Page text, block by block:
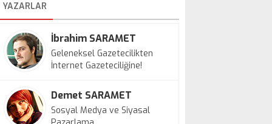
YAZARLAR
İbrahim SARAMET
Geleneksel Gazetecilikten
İnternet Gazeteciliğine!
Demet SARAMET
Sosyal Medya ve Siyasal